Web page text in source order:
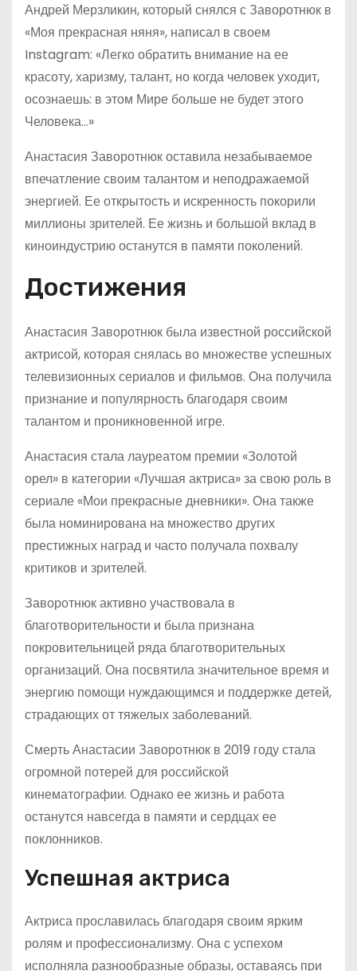
Андрей Мерзликин, который снялся с Заворотнюк в
«Моя прекрасная няня», написал в своем
Instagram: «Легко обратить внимание на ее
красоту, харизму, талант, но когда человек уходит,
осознаешь: в этом Мире больше не будет этого
Человека…»
Анастасия Заворотнюк оставила незабываемое
впечатление своим талантом и неподражаемой
энергией. Ее открытость и искренность покорили
миллионы зрителей. Ее жизнь и большой вклад в
киноиндустрию останутся в памяти поколений.
Достижения
Анастасия Заворотнюк была известной российской
актрисой, которая снялась во множестве успешных
телевизионных сериалов и фильмов. Она получила
признание и популярность благодаря своим
талантом и проникновенной игре.
Анастасия стала лауреатом премии «Золотой
орел» в категории «Лучшая актриса» за свою роль в
сериале «Мои прекрасные дневники». Она также
была номинирована на множество других
престижных наград и часто получала похвалу
критиков и зрителей.
Заворотнюк активно участвовала в
благотворительности и была признана
покровительницей ряда благотворительных
организаций. Она посвятила значительное время и
энергию помощи нуждающимся и поддержке детей,
страдающих от тяжелых заболеваний.
Смерть Анастасии Заворотнюк в 2019 году стала
огромной потерей для российской
кинематографии. Однако ее жизнь и работа
останутся навсегда в памяти и сердцах ее
поклонников.
Успешная актриса
Актриса прославилась благодаря своим ярким
ролям и профессионализму. Она с успехом
исполняла разнообразные образы, оставаясь при